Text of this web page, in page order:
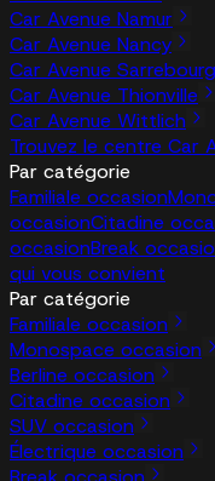
Car Avenue Namur
Car Avenue Nancy
Car Avenue Sarrebourg
Car Avenue Thionville
Car Avenue Wittlich
Trouvez le centre Car
Par catégorie
Familiale occasion
occasionCitadine
occasionBreak
qui vous convient
Par catégorie
Familiale occasion
Monospace occasion
Berline occasion
Citadine occasion
SUV occasion
Électrique occasion